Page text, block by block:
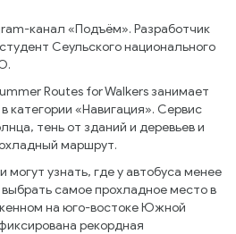
канал «Подъём». Разработчик
Сеульского национального
Routes for Walkers занимает
категории «Навигация». Сервис
тень от зданий и деревьев и
маршрут.
могут узнать, где у автобуса менее
самое прохладное место в
на юго-востоке Южной
рекордная